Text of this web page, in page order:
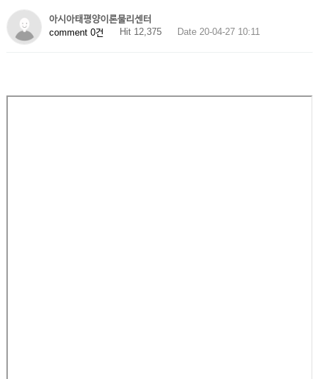
아시아태평양이론물리센터
comment 0건
Hit 12,375 Date 20-04-27 10:11